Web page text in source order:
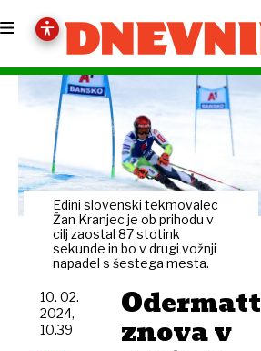
Edini slovenski tekmovalec
Žan Kranjec je ob prihodu v
cilj zaostal 87 stotink
sekunde in bo v drugi vožnji
napadel s šestega mesta.
Odermatt
znova v
10. 02.
2024,
10.39